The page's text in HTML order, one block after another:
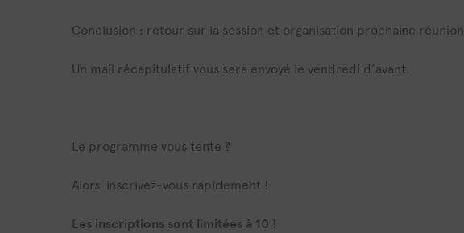
Conclusion : retour sur la session et organisation prochaine réunion
Un mail récapitulatif vous sera envoyé le vendredi d’avant.
Le programme vous tente ?
Alors inscrivez-vous rapidement !
Les inscriptions sont limitées à 10 !